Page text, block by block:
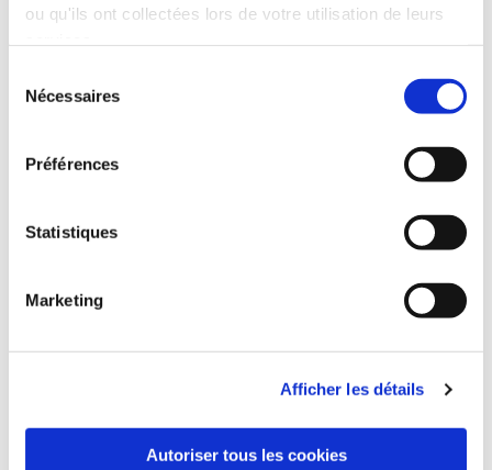
ou qu'ils ont collectées lors de votre utilisation de leurs
Nécessaires
Préférences
Statistiques
Marketing
Afficher les détails
Autoriser tous les cookies